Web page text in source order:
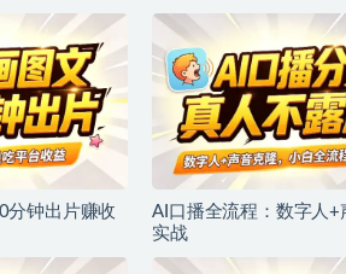
分钟出片赚收
AI口播全流程：数字人+
实战